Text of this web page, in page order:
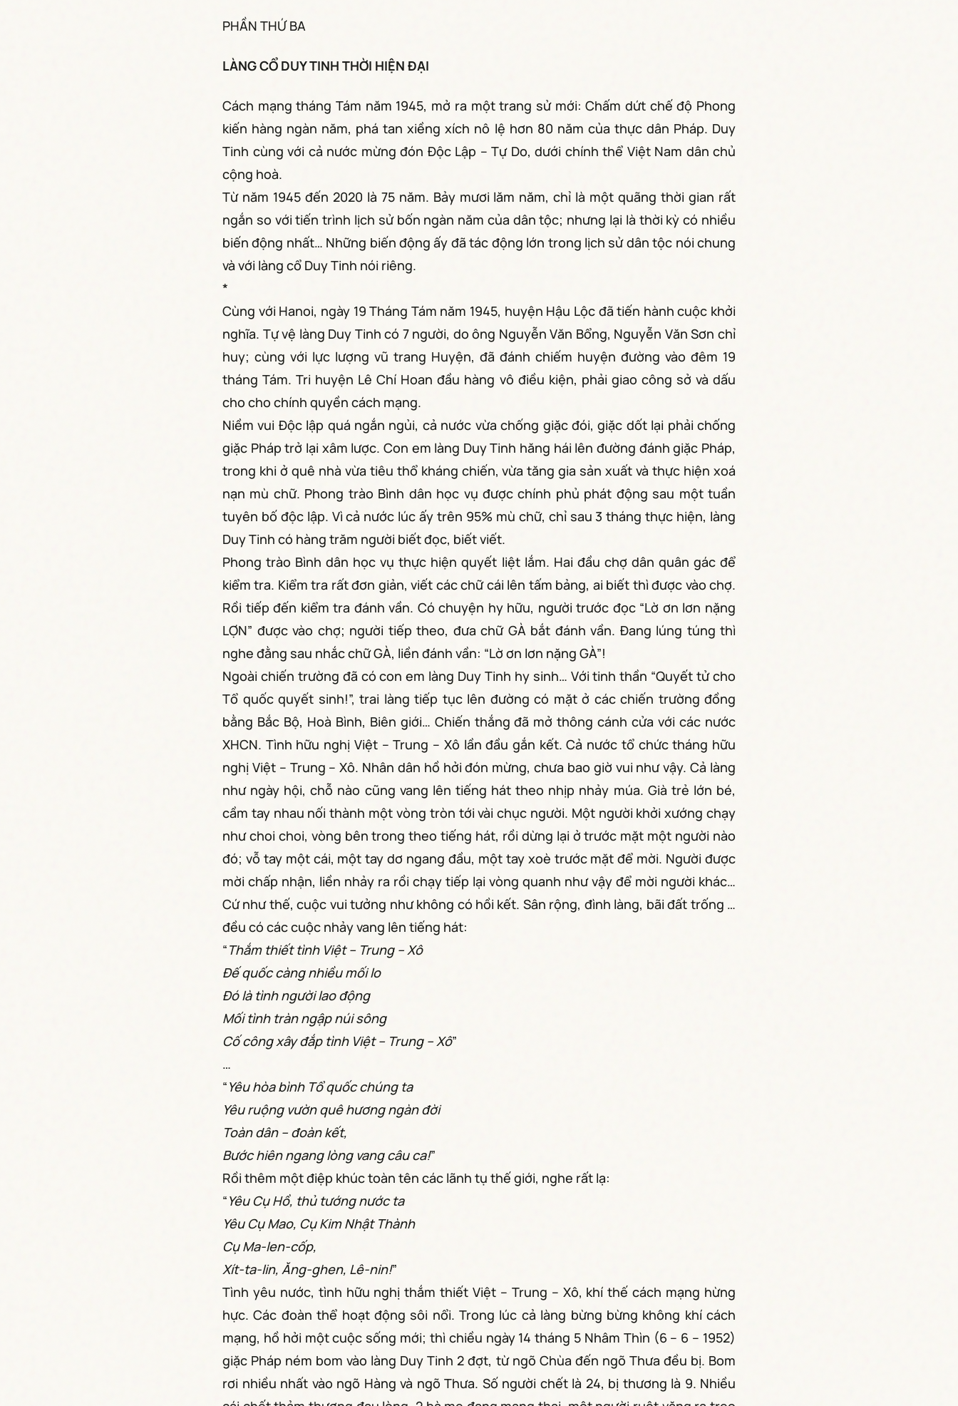
PHẦN THỨ BA
LÀNG CỔ DUY TINH THỜI HIỆN ĐẠI
Cách mạng tháng Tám năm 1945, mở ra một trang sử mới: Chấm dứt chế độ Phong
kiến hàng ngàn năm, phá tan xiềng xích nô lệ hơn 80 năm của thực dân Pháp. Duy
Tinh cùng với cả nước mừng đón Độc Lập – Tự Do, dưới chính thể Việt Nam dân chủ
cộng hoà.
Từ năm 1945 đến 2020 là 75 năm. Bảy mươi lăm năm, chỉ là một quãng thời gian rất
ngắn so với tiến trình lịch sử bốn ngàn năm của dân tộc; nhưng lại là thời kỳ có nhiều
biến động nhất… Những biến động ấy đã tác động lớn trong lịch sử dân tộc nói chung
và với làng cổ Duy Tinh nói riêng.
*
Cùng với Hanoi, ngày 19 Tháng Tám năm 1945, huyện Hậu Lộc đã tiến hành cuộc khởi
nghĩa. Tự vệ làng Duy Tinh có 7 người, do ông Nguyễn Văn Bổng, Nguyễn Văn Sơn chỉ
huy; cùng với lực lượng vũ trang Huyện, đã đánh chiếm huyện đường vào đêm 19
tháng Tám. Tri huyện Lê Chí Hoan đầu hàng vô điều kiện, phải giao công sở và dấu
cho cho chính quyền cách mạng.
Niềm vui Độc lập quá ngắn ngủi, cả nước vừa chống giặc đói, giặc dốt lại phải chống
giặc Pháp trở lại xâm lược. Con em làng Duy Tinh hăng hái lên đường đánh giặc Pháp,
trong khi ở quê nhà vừa tiêu thổ kháng chiến, vừa tăng gia sản xuất và thực hiện xoá
nạn mù chữ. Phong trào Bình dân học vụ được chính phủ phát động sau một tuần
tuyên bố độc lập. Vì cả nước lúc ấy trên 95% mù chữ, chỉ sau 3 tháng thực hiện, làng
Duy Tinh có hàng trăm người biết đọc, biết viết.
Phong trào Bình dân học vụ thực hiện quyết liệt lắm. Hai đầu chợ dân quân gác để
kiểm tra. Kiểm tra rất đơn giản, viết các chữ cái lên tấm bảng, ai biết thì được vào chợ.
Rồi tiếp đến kiểm tra đánh vần. Có chuyện hy hữu, người trước đọc “Lờ ơn lơn nặng
LỢN” được vào chợ; người tiếp theo, đưa chữ GÀ bắt đánh vần. Đang lúng túng thì
nghe đằng sau nhắc chữ GÀ, liền đánh vần: “Lờ ơn lơn nặng GÀ”!
Ngoài chiến trường đã có con em làng Duy Tinh hy sinh… Với tinh thần “Quyết tử cho
Tổ quốc quyết sinh!”, trai làng tiếp tục lên đường có mặt ở các chiến trường đồng
bằng Bắc Bộ, Hoà Bình, Biên giới… Chiến thắng đã mở thông cánh cửa với các nước
XHCN. Tình hữu nghị Việt – Trung – Xô lần đầu gắn kết. Cả nước tổ chức tháng hữu
nghị Việt – Trung – Xô. Nhân dân hồ hởi đón mừng, chưa bao giờ vui như vậy. Cả làng
như ngày hội, chỗ nào cũng vang lên tiếng hát theo nhịp nhảy múa. Già trẻ lớn bé,
cầm tay nhau nối thành một vòng tròn tới vài chục người. Một người khởi xướng chạy
như choi choi, vòng bên trong theo tiếng hát, rồi dừng lại ở trước mặt một người nào
đó; vỗ tay một cái, một tay dơ ngang đầu, một tay xoè trước mặt để mời. Người được
mời chấp nhận, liền nhảy ra rồi chạy tiếp lại vòng quanh như vậy để mời người khác…
Cứ như thế, cuộc vui tưởng như không có hồi kết. Sân rộng, đình làng, bãi đất trống …
đều có các cuộc nhảy vang lên tiếng hát:
“Thắm thiết tình Việt – Trung – Xô
Đế quốc càng nhiều mối lo
Đó là tình người lao động
Mối tình tràn ngập núi sông
Cố công xây đắp tình Việt – Trung – Xô”
…
“Yêu hòa bình Tổ quốc chúng ta
Yêu ruộng vườn quê hương ngàn đời
Toàn dân – đoàn kết,
Bước hiên ngang lòng vang câu ca!”
Rồi thêm một điệp khúc toàn tên các lãnh tụ thế giới, nghe rất lạ:
“Yêu Cụ Hồ, thủ tướng nước ta
Yêu Cụ Mao, Cụ Kim Nhật Thành
Cụ Ma-len-cốp,
Xít-ta-lin, Ăng-ghen, Lê-nin!”
Tình yêu nước, tình hữu nghị thắm thiết Việt – Trung – Xô, khí thế cách mạng hừng
hực. Các đoàn thể hoạt động sôi nổi. Trong lúc cả làng bừng bừng không khí cách
mạng, hồ hởi một cuộc sống mới; thì chiều ngày 14 tháng 5 Nhâm Thìn (6 – 6 – 1952)
giặc Pháp ném bom vào làng Duy Tinh 2 đợt, từ ngõ Chùa đến ngõ Thưa đều bị. Bom
rơi nhiều nhất vào ngõ Hàng và ngõ Thưa. Số người chết là 24, bị thương là 9. Nhiều